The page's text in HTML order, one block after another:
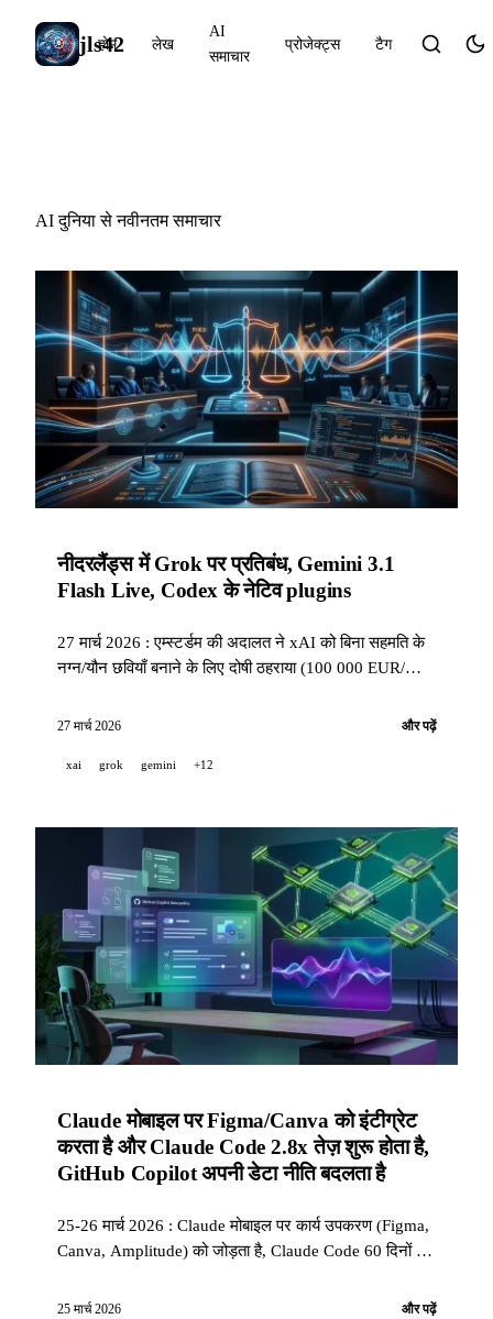
jls42
होम लेख
AI
समाचार
प्रोजेक्ट्स टैग
AI दुनिया से नवीनतम समाचार
नीदरलैंड्स में Grok पर प्रतिबंध, Gemini 3.1
Flash Live, Codex के नेटिव plugins
27 मार्च 2026 : एम्स्टर्डम की अदालत ने xAI को बिना सहमति के
नग्न/यौन छवियाँ बनाने के लिए दोषी ठहराया (100 000 EUR/
Codex के लिए नेटिव plugins (Slack/Figma/Notion),
ASR में #1, Suno v5.5, Voxtral TTS.
27 मार्च 2026 और पढ़ें
xai grok gemini +12
Claude मोबाइल पर Figma/Canva को इंटीग्रेट
करता है और Claude Code 2.8x तेज़ शुरू होता है,
GitHub Copilot अपनी डेटा नीति बदलता है
25-26 मार्च 2026 : Claude मोबाइल पर कार्य उपकरण (Figma,
Canva, Amplitude) को जोड़ता है, Claude Code 60 दिनों के
Copilot अपनी इंटरैक्शन डेटा नीति को 24 अप्रैल से ऑप्ट-आउट
25 मार्च 2026 और पढ़ें